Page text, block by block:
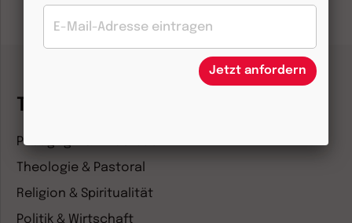
Themenwelten
Pädagogik & Kinderbuch
Theologie & Pastoral
Religion & Spiritualität
Politik & Wirtschaft
Jetzt anfordern